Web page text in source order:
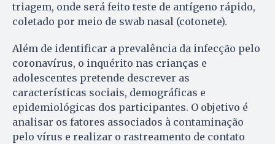
triagem, onde será feito teste de antígeno rápido,
coletado por meio de swab nasal (cotonete).
Além de identificar a prevalência da infecção pelo
coronavírus, o inquérito nas crianças e
adolescentes pretende descrever as
características sociais, demográficas e
epidemiológicas dos participantes. O objetivo é
analisar os fatores associados à contaminação
pelo vírus e realizar o rastreamento de contato